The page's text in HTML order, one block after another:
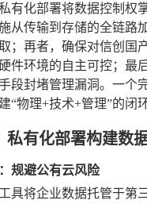
有化部署将数据控制权
从传输到存储的全链路
；再者，确保对信创国
件环境的自主可控；最
段封堵管理漏洞。一个
“物理+技术+管理”的闭
私有化部署构建数
规避公有云风险
具将企业数据托管于第